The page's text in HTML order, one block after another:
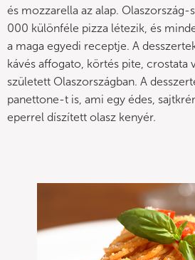
és mozzarella az alap.
000 különféle pizza létezik, és
a maga egyedi receptje. A
kávés affogato, körtés pite, crostata
született Olaszországban. A
panettone-t is, ami egy édes,
eperrel díszített olasz kenyér.